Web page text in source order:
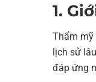
1.
Thẩm mỹ
lịch sử
đáp ứng